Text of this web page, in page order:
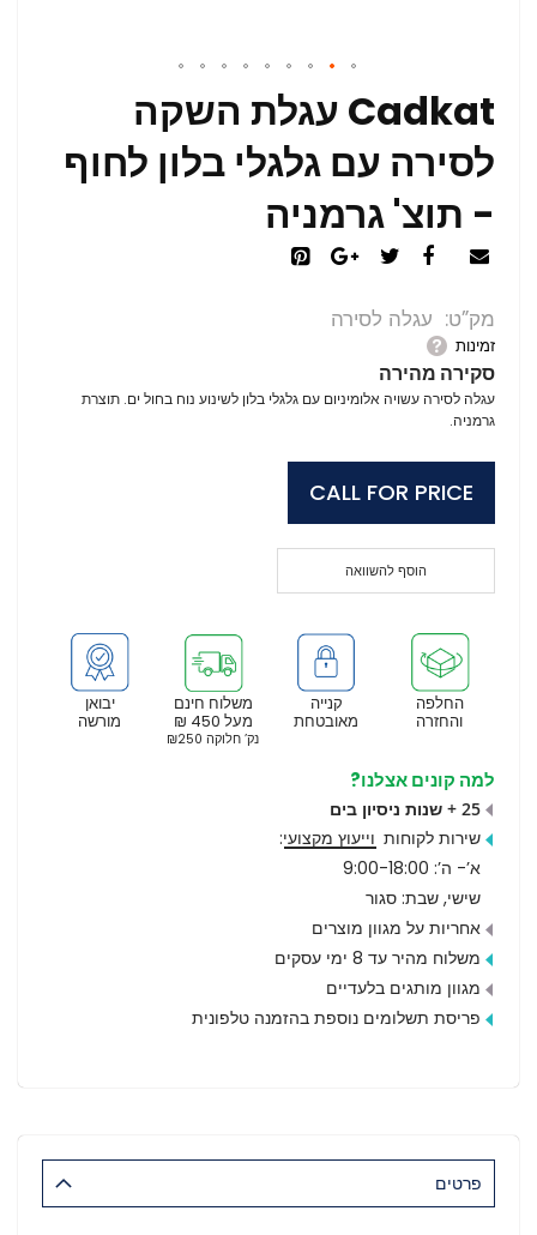
Cadkat עגלת השקה
לסירה עם גלגלי בלון לחוף
- תוצ' גרמניה
מק”ט עגלה לסירה
זמינות
סקירה מהירה
עגלה לסירה עשויה אלומיניום עם גלגלי בלון לשינוע נוח בחול ים. תוצרת
גרמניה.
CALL FOR PRICE
הוסף להשוואה
יבואן
מורשה
משלוח חינם
מעל 450 ₪
נק’ חלוקה ₪250
קנייה
מאובטחת
החלפה
והחזרה
למה קונים אצלנו?
25 + שנות ניסיון בים
שירות לקוחות וייעוץ מקצועי:
א’- ה’: 9:00-18:00
שישי, שבת: סגור
אחריות על מגוון מוצרים
משלוח מהיר עד 8 ימי עסקים
מגוון מותגים בלעדיים
פריסת תשלומים נוספת בהזמנה טלפונית
פרטים